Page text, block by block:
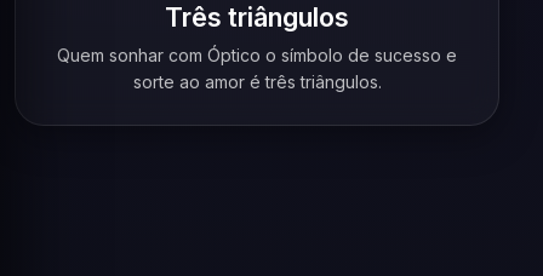
Três triângulos
Quem sonhar com Óptico o símbolo de sucesso e
sorte ao amor é três triângulos.